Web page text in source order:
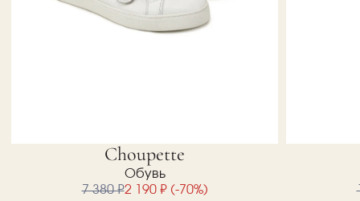
Choupette
Обувь
7 380 ₽2 190 ₽ (-70%)